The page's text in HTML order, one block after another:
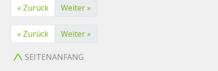
« Zurück Weiter »
« Zurück Weiter »
SEITENANFANG